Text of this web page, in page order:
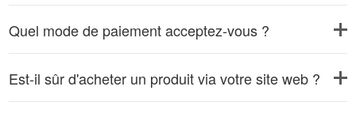
Quel mode de paiement acceptez-vous ?
Est-il sûr d'acheter un produit via votre site web ?